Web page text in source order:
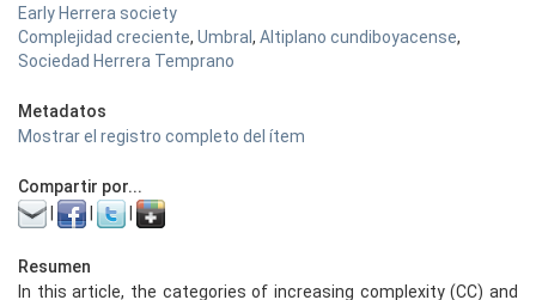
Early Herrera society
Complejidad creciente, Umbral , Altiplano cundiboyacense,
Sociedad Herrera Temprano
Metadatos
Mostrar el registro completo del ítem
Compartir por...
Resumen
In this article, the categories of increasing complexity (CC) and